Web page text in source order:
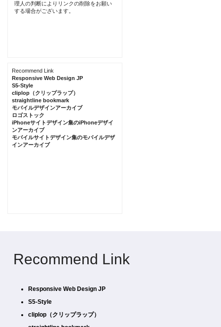
理人の判断によりリンクの削除をお願い
する場合がございます。
Recommend Link
Responsive Web Design JP
S5-Style
cliplop（クリップラップ）
straightline bookmark
モバイルデザインアーカイブ
ロゴストック
iPhoneサイトデザイン集のiPhoneデザイ
ンアーカイブ
モバイルサイトデザイン集のモバイルデザ
インアーカイブ
Recommend Link
Responsive Web Design JP
S5-Style
cliplop（クリップラップ）